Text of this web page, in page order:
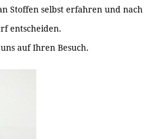
Stoffen selbst erfahren und nach
entscheiden.
auf Ihren Besuch.